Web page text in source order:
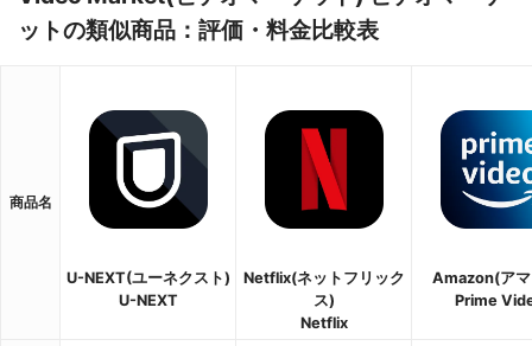
ットの類似商品：評価・料金比較表
商品名
U-NEXT(ユーネクスト)
U-NEXT
Netflix(ネットフリック
ス)
Netflix
Amazon(ア
Prime